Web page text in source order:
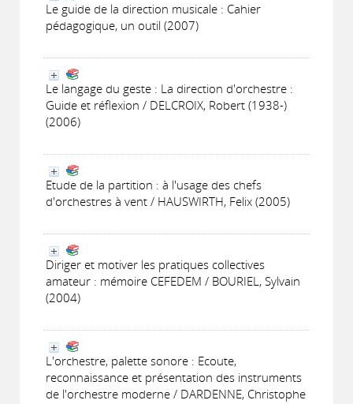
Le guide de la direction musicale : Cahier
pédagogique, un outil (2007)
Le langage du geste : La direction d'orchestre :
Guide et réflexion / DELCROIX, Robert (1938-)
(2006)
Etude de la partition : à l'usage des chefs
d'orchestres à vent / HAUSWIRTH, Felix (2005)
Diriger et motiver les pratiques collectives
amateur : mémoire CEFEDEM / BOURIEL, Sylvain
(2004)
L'orchestre, palette sonore : Ecoute,
reconnaissance et présentation des instruments
de l'orchestre moderne / DARDENNE, Christophe